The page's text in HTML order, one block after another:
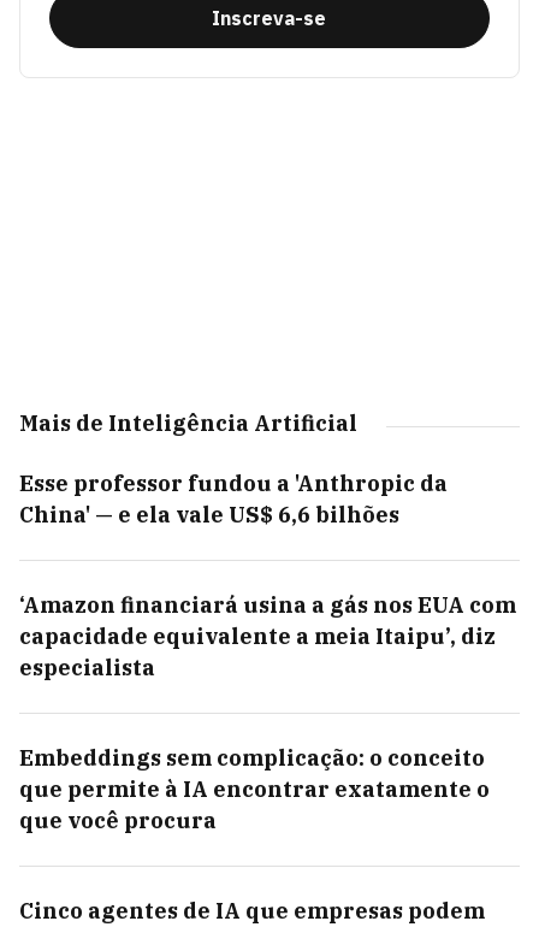
Inscreva-se
Mais de Inteligência Artificial
Esse professor fundou a 'Anthropic da
China' — e ela vale US$ 6,6 bilhões
‘Amazon financiará usina a gás nos EUA com
capacidade equivalente a meia Itaipu’, diz
especialista
Embeddings sem complicação: o conceito
que permite à IA encontrar exatamente o
que você procura
Cinco agentes de IA que empresas podem